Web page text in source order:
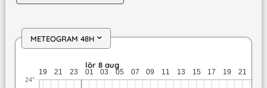
METEOGRAM 48H ›
fre 7 aug: 12,2 till 9,1 grader: ingen nederbörd: upp till 4,2
lör 8 aug
19 21 23 01 03 05 07 09 11 13 15 17 19 21
24°